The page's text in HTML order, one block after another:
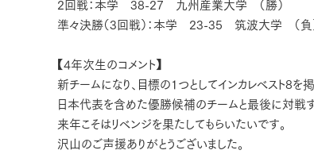
2回戦：本学 38-27 九州産業大学 （勝）
準々決勝（3回戦）：本学 23-35 筑波大学 （負
【4年次生のコメント】
新チームになり、目標の1つとしてインカレベスト8を
日本代表を含めた優勝候補のチームと最後に対戦す
来年こそはリベンジを果たしてもらいたいです。
沢山のご声援ありがとうございました。